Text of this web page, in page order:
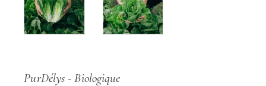
PurDélys - Biologique